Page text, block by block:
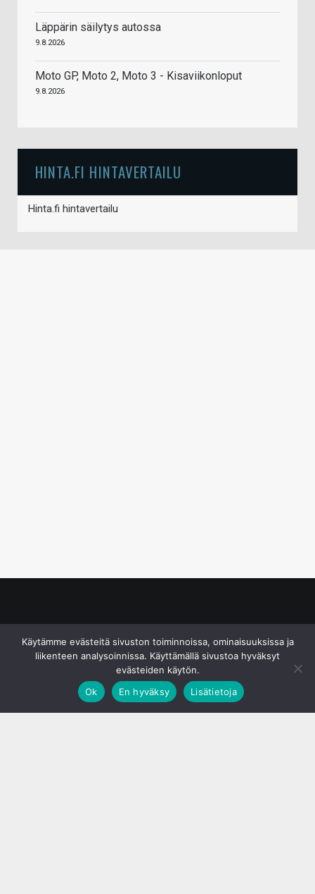
Läppärin säilytys autossa
9.8.2026
Moto GP, Moto 2, Moto 3 - Kisaviikonloput
9.8.2026
HINTA.FI HINTAVERTAILU
Hinta.fi hintavertailu
Käytämme evästeitä sivuston toiminnoissa, ominaisuuksissa ja
liikenteen analysoinnissa. Käyttämällä sivustoa hyväksyt
evästeiden käytön.
Ok
En hyväksy Lisätietoja